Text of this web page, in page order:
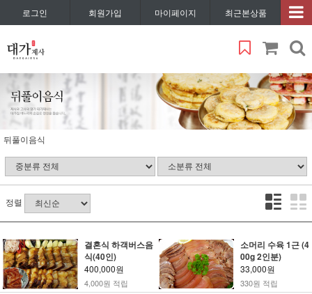
로그인 회원가입 마이페이지 최근본상품
뒤풀이음식
정렬
결혼식 하객버스음
식(40인)
400,000원
4,000원 적립
소머리 수육 1근 (4
00g 2인분)
33,000원
330원 적립